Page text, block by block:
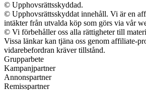
© Upphovsrättsskyddad.
© Upphovsrättsskyddat innehåll. Vi är en
intäkter från utvalda köp som görs via vår
© Vi förbehåller oss alla rättigheter till
Vissa länkar kan tjäna oss genom affiliate-
vidarebefordran kräver tillstånd.
Grupparbete
Kampanjpartner
Annonspartner
Remisspartner